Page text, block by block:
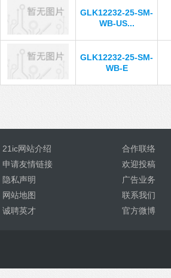
GLK12232-25-SM-
WB-US...
GLK12232-25-SM-
WB-E
21ic网站介绍
合作联络
申请友情链接
欢迎投稿
隐私声明
广告业务
网站地图
联系我们
诚聘英才
官方微博